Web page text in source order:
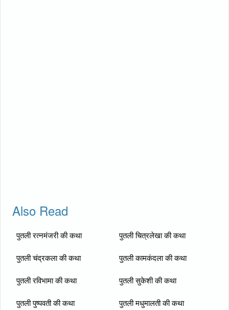
Also Read
पुतली रत्नमंजरी की कथा पुतली चित्रलेखा की कथा
पुतली चंद्रकला की कथा पुतली कामकंदला की कथा
पुतली रविभामा की कथा पुतली सुकेशी की कथा
पुतली पुष्पवती की कथा पुतली मधुमालती की कथा